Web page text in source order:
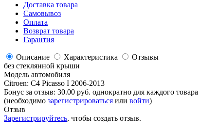
Доставка товара
Самовывоз
Оплата
Возврат товара
Гарантия
Описание Характеристика
Отзывы
без стеклянной крыши
Модель автомобиля
Citroen: C4 Picasso I 2006-2013
Бонус за отзыв: 30.00 руб. однократно для каждого товара
(необходимо зарегистрироваться или войти)
Отзыв
Зарегистрируйтесь, чтобы создать отзыв.